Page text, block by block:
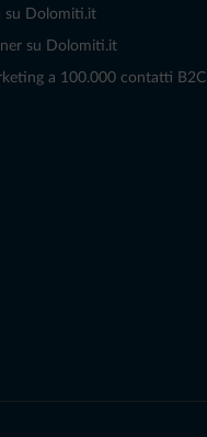
su Dolomiti.it
su Dolomiti.it
a 100.000 contatti B2C